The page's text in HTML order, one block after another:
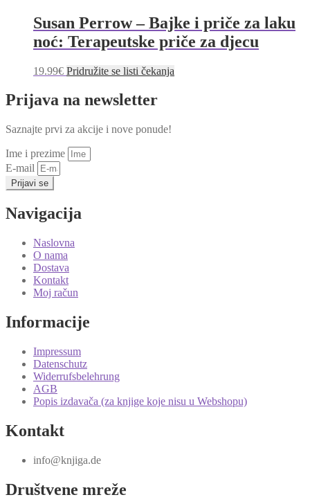
Susan Perrow – Bajke i priče za laku
noć: Terapeutske priče za djecu
19.99€ Pridružite se listi čekanja
Prijava na newsletter
Saznajte prvi za akcije i nove ponude!
Ime i prezime
E-mail
Prijavi se
Navigacija
Naslovna
O nama
Dostava
Kontakt
Moj račun
Informacije
Impressum
Datenschutz
Widerrufsbelehrung
AGB
Popis izdavača (za knjige koje nisu u Webshopu)
Kontakt
info@knjiga.de
Društvene mreže